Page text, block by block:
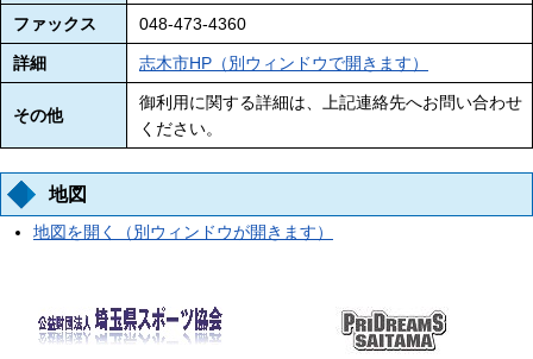
ファックス 048-473-4360
詳細 志木市HP（別ウィンドウで開きます）
その他
御利用に関する詳細は、上記連絡先へお問い合わせ
ください。
地図
地図を開く（別ウィンドウが開きます）